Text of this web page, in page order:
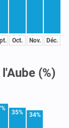
Oct. Nov. Déc.
(%)
35% 34%